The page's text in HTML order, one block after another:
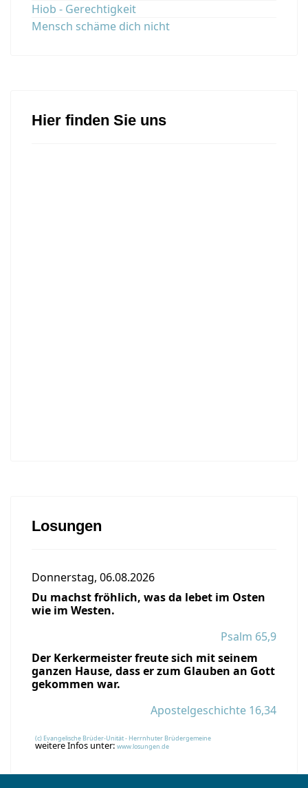
Hiob - Gerechtigkeit
Mensch schäme dich nicht
Hier finden Sie uns
Losungen
Donnerstag, 06.08.2026
Du machst fröhlich, was da lebet im Osten
wie im Westen.
Psalm 65,9
Der Kerkermeister freute sich mit seinem
ganzen Hause, dass er zum Glauben an Gott
gekommen war.
Apostelgeschichte 16,34
(c) Evangelische Brüder-Unität - Herrnhuter Brüdergemeine
weitere Infos unter: www.losungen.de